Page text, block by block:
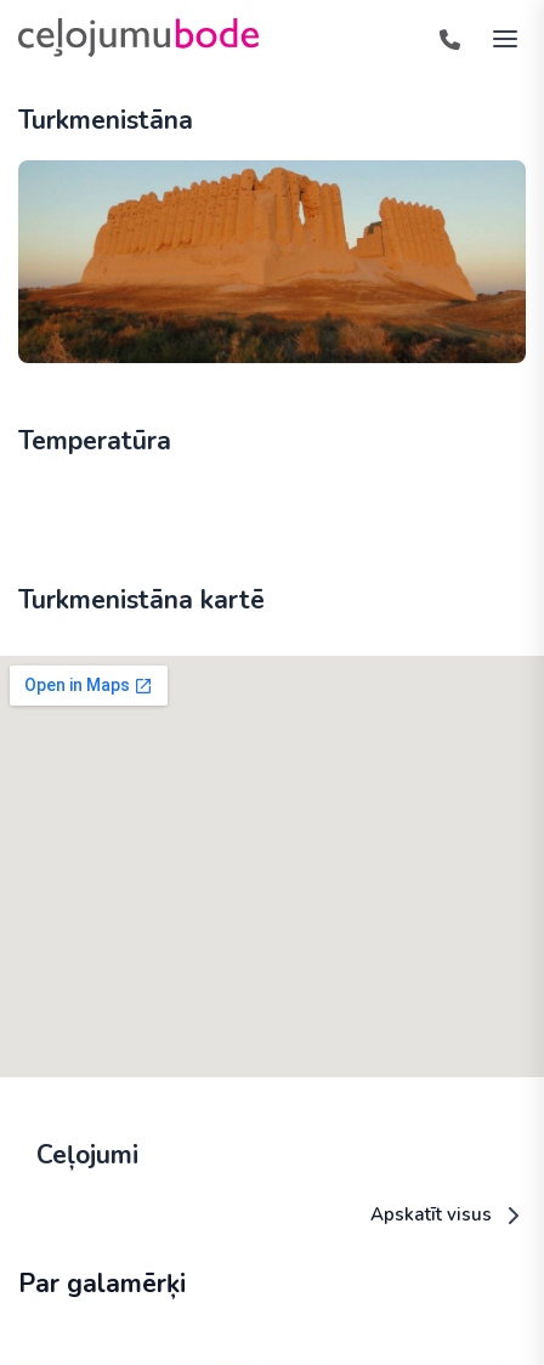
Turkmenistāna
Temperatūra
Turkmenistāna kartē
Ceļojumi
Apskatīt visus
Par galamērķi